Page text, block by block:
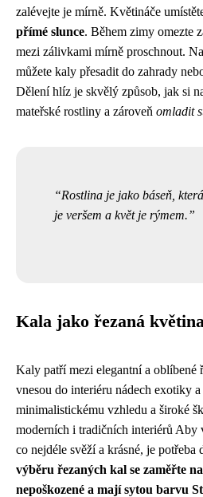
zalévejte je mírně. Květináče
přímé slunce. Během zimy omezte
mezi zálivkami mírně proschnout.
můžete kaly přesadit do zahrady
Dělení hlíz je skvělý způsob, jak si
mateřské rostliny a zároveň omladit
Rostlina je jako báseň,
je veršem a květ je rýmem.
Kala jako řezaná
Kaly patří mezi elegantní a oblíbené
vnesou do interiéru nádech exotiky
minimalistickému vzhledu a široké
moderních i tradičních interiérů Aby
co nejdéle svěží a krásné, je potřeba
výběru řezaných kal se zaměřte
nepoškozené a mají sytou barvu